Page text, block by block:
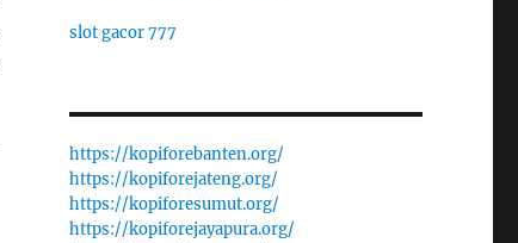
slot gacor 777
https://kopiforebanten.org/
https://kopiforejateng.org/
https://kopiforesumut.org/
https://kopiforejayapura.org/